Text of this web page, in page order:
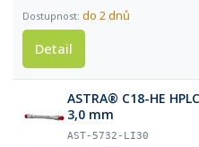
do 2 dnů
Detail
ASTRA® C18-HE
3,0 mm
AST-5732-LI30